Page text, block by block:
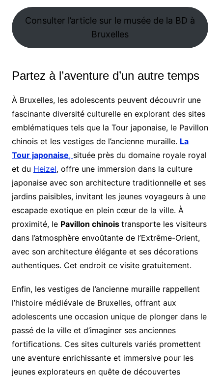
Consulter l’article sur le musée de la BD à
Bruxelles
Partez à l’aventure d’un autre temps
À Bruxelles, les adolescents peuvent découvrir une
fascinante diversité culturelle en explorant des sites
emblématiques tels que la Tour japonaise, le Pavillon
chinois et les vestiges de l’ancienne muraille. La
Tour japonaise, située près du domaine royale royal
et du Heizel, offre une immersion dans la culture
japonaise avec son architecture traditionnelle et ses
jardins paisibles, invitant les jeunes voyageurs à une
escapade exotique en plein cœur de la ville. À
proximité, le Pavillon chinois transporte les visiteurs
dans l’atmosphère envoûtante de l’Extrême-Orient,
avec son architecture élégante et ses décorations
authentiques. Cet endroit ce visite gratuitement.
Enfin, les vestiges de l’ancienne muraille rappellent
l’histoire médiévale de Bruxelles, offrant aux
adolescents une occasion unique de plonger dans le
passé de la ville et d’imaginer ses anciennes
fortifications. Ces sites culturels variés promettent
une aventure enrichissante et immersive pour les
jeunes explorateurs en quête de découvertes